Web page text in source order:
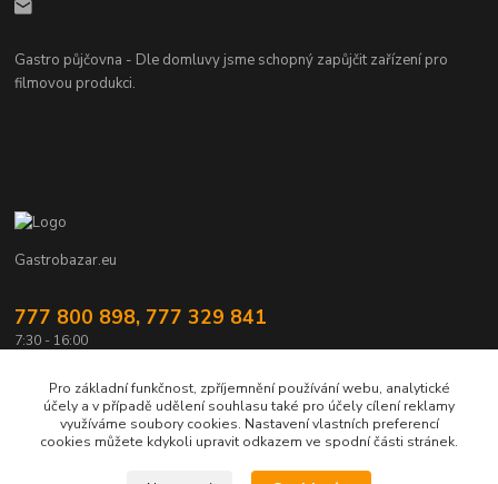
Gastro půjčovna - Dle domluvy jsme schopný zapůjčit zařízení pro
filmovou produkci.
Gastrobazar.eu
777 800 898, 777 329 841
7:30 - 16:00
gastrozeho@gastrozeho.cz
Pro základní funkčnost, zpříjemnění používání webu, analytické
účely a v případě udělení souhlasu také pro účely cílení reklamy
využíváme soubory cookies. Nastavení vlastních preferencí
cookies můžete kdykoli upravit odkazem ve spodní části stránek.